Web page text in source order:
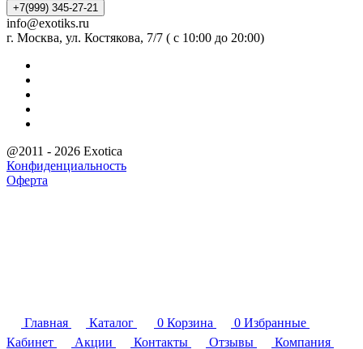
+7(999) 345-27-21
info@exotiks.ru
г. Москва, ул. Костякова, 7/7 ( с 10:00 до 20:00)
@2011 - 2026 Exotica
Конфиденциальность
Оферта
Главная Каталог 0 Корзина 0 Избранные
Кабинет
Акции Контакты Отзывы Компания